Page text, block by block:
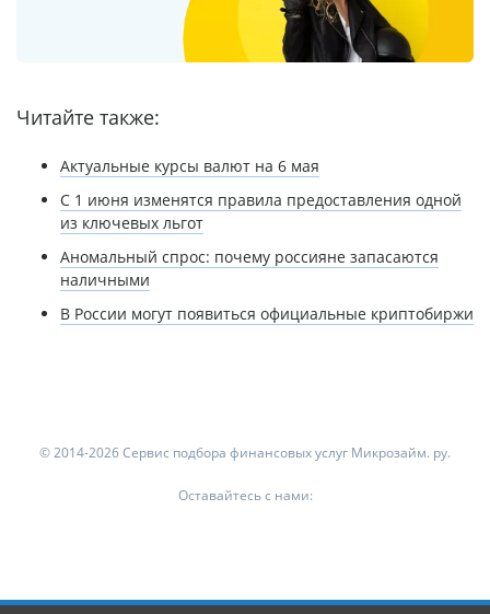
Читайте также:
Актуальные курсы валют на 6 мая
С 1 июня изменятся правила предоставления одной
из ключевых льгот
Аномальный спрос: почему россияне запасаются
наличными
В России могут появиться официальные криптобиржи
© 2014-2026 Сервис подбора финансовых услуг Микрозайм. ру.
Оставайтесь с нами: